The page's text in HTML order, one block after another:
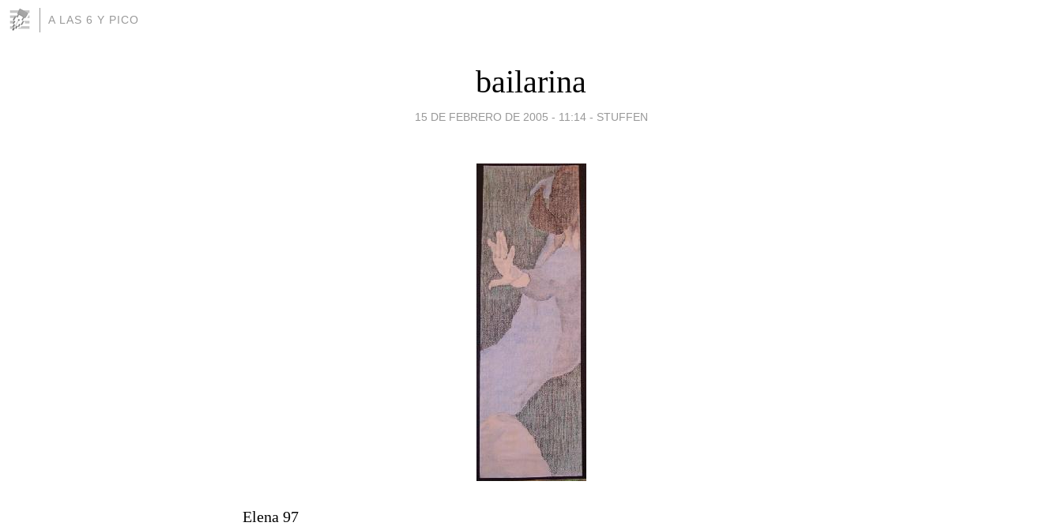
A LAS 6 Y PICO
bailarina
15 DE FEBRERO DE 2005 - 11:14 - STUFFEN
Elena 97